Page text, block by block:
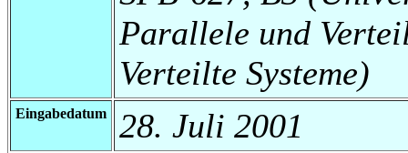
Parallele und
Verteilte Systeme)
Eingabedatum 28. Juli 2001